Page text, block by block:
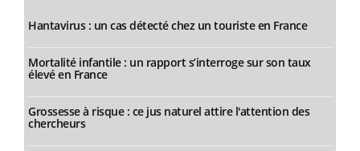
Hantavirus : un cas détecté chez un touriste en France
Mortalité infantile : un rapport s’interroge sur son taux
élevé en France
Grossesse à risque : ce jus naturel attire l'attention des
chercheurs